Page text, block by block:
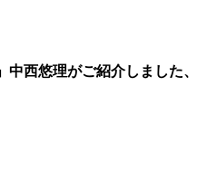
中西悠理がご紹介しました、